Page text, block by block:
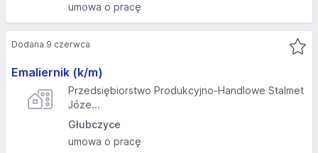
umowa o pracę
Emaliernik (k/m)
Przedsiębiorstwo Produkcyjno-Handlowe Stalmet
Józe...
Głubczyce
umowa o pracę
Dodana 9 czerwca